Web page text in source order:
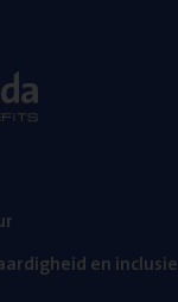
en inclusie